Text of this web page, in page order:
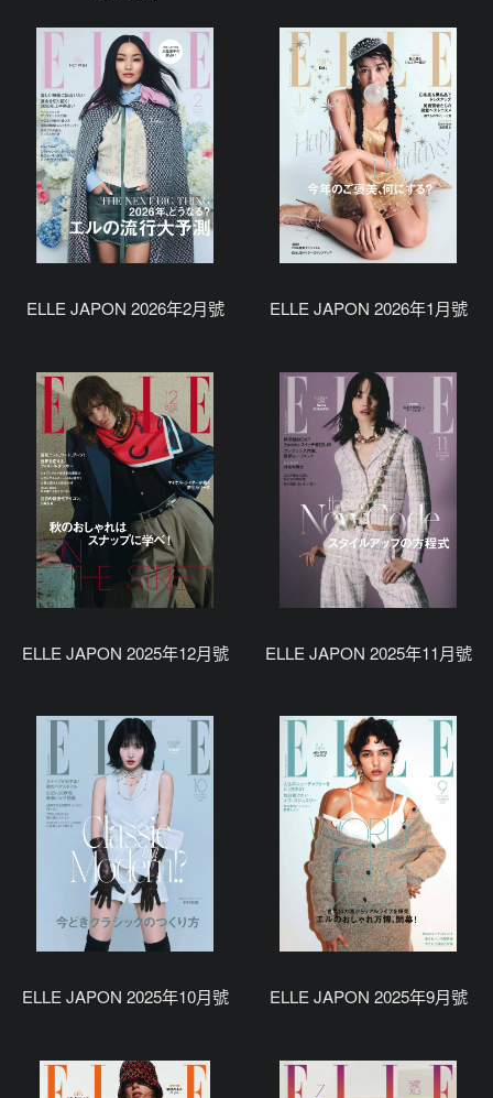
ELLE JAPON 2026年2月號 ELLE JAPON 2026年1月號
ELLE JAPON 2025年12月號 ELLE JAPON 2025年11月號
ELLE JAPON 2025年10月號 ELLE JAPON 2025年9月號